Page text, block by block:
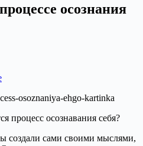
осознания
процесс осознавания себя?
создали сами своими мыслями,